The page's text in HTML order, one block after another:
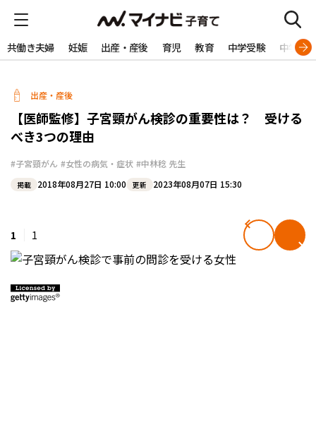
共働き夫婦 妊娠 出産・産後 育児 教育 中学受験 中学生
出産・産後
【医師監修】子宮頸がん検診の重要性は？ 受ける
べき3つの理由
#子宮頸がん #女性の病気・症状 #中林稔 先生
掲載 2018年08月27日 10:00 更新 2023年08月07日 15:30
1 1